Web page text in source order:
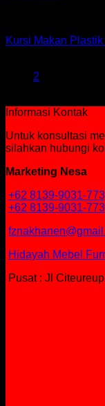
Kursi Makan
2
Informasi Kontak
Untuk konsultasi
silahkan hubungi
Marketing Nesa
+62 8139-9031-773
+62 8139-9031-773
Hidayah Mebel
Pusat : Jl